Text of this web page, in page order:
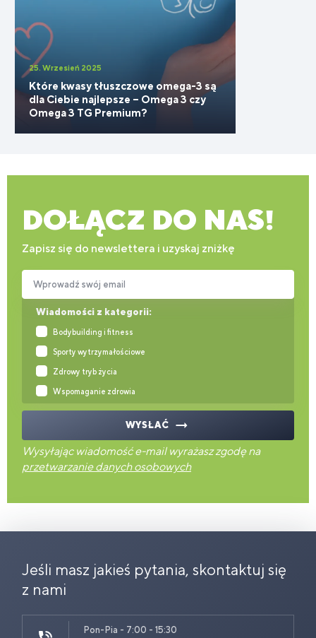
25. Wrzesień 2025
Które kwasy tłuszczowe omega-3 są
dla Ciebie najlepsze – Omega 3 czy
Omega 3 TG Premium?
DOŁĄCZ DO NAS!
Zapisz się do newslettera i uzyskaj zniżkę
Wiadomości z kategorii:
Bodybuilding i fitness
Sporty wytrzymałościowe
Zdrowy tryb życia
Wspomaganie zdrowia
Wprowadź swój email
WYSŁAĆ
Wysyłając wiadomość e-mail wyrażasz zgodę na
przetwarzanie danych osobowych
Jeśli masz jakieś pytania, skontaktuj się
z nami
Pon-Pia - 7:00 - 15:30